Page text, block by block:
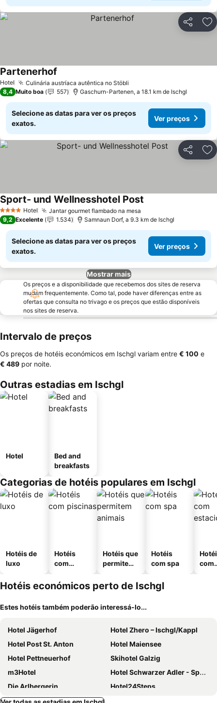
Partilhar
Hotel Culinária austríaca autêntica no Stöbli
Partenerhof
8,4 Muito boa 557 Gaschurn-Partenen, a 18.1 km de Ischgl
Selecione as datas para ver os preços
exatos.
Ver preços
Partilhar
4 EstrelasHotel Jantar gourmet flambado na mesa
Sport- und Wellnesshotel Post
9,2 Excelente 1.534 Samnaun Dorf, a 9.3 km de Ischgl
Selecione as datas para ver os preços
exatos.
Ver preços
Mostrar mais
Os preços e a disponibilidade que recebemos dos sites de reserva
mudam frequentemente. Como tal, pode haver diferenças entre as
ofertas que consulta no trivago e os preços que estão disponíveis
nos sites de reserva.
Intervalo de preços
Os preços de hotéis económicos em Ischgl variam entre ‎€ 100 e
‎€ 489 por noite.
Outras estadias em Ischgl
Hotel
Bed and
breakfasts
Categorias de hotéis populares em Ischgl
Hotéis de
luxo
Hotéis
com
Hotéis que
permitem
Hotéis
com spa
com
Hotéis económicos perto de Ischgl
Estes hotéis também poderão interessá-lo...
Hotel Jägerhof
Hotel Zhero – Ischgl/Kappl
Hotel Post St. Anton
Hotel Maiensee
Hotel Pettneuerhof
Skihotel Galzig
m3Hotel
Hotel Schwarzer Adler - Sport & Spa
Die Arlbergerin
Hotel24Steps
Hotel Schwarzer Adler